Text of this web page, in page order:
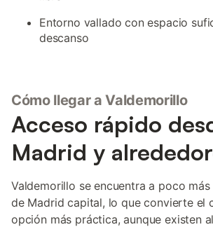
Entorno vallado con espacio
descanso
Cómo llegar a Valdemorillo
Acceso rápido
Madrid y
Valdemorillo se encuentra a poco
de Madrid capital, lo que convierte el
opción más práctica, aunque existen